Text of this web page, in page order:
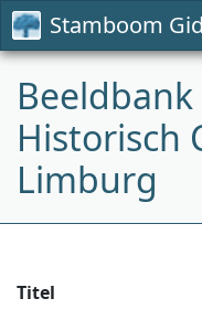
Stamboom
Historisch
Limburg
Titel